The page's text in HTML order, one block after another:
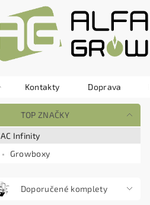
Kontakty Doprava
TOP ZNAČKY
AC Infinity
Growboxy
Doporučené komplety